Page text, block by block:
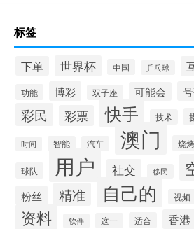
标签
下单 世界杯 中国 乒乓球
功能 博彩 双子座 可能会
彩民 彩票 快手 技术
时间 智能 汽车 澳门 烧烤
球队 用户 社交 移民
粉丝 精准 自己的 视频
资料 软件 这一 适合 香港